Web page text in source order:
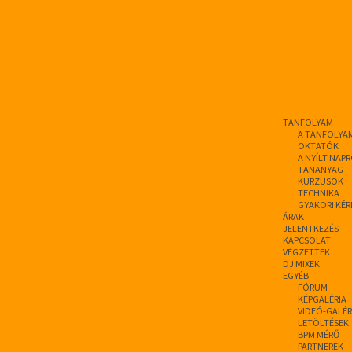
TANFOLYAM
A
OKTATÓK
A NYÍLT
TANANYAG
KURZUSOK
TECHNIKA
GYAKORI
ÁRAK
JELENTKEZÉS
KAPCSOLAT
VÉGZETTEK
DJ MIXEK
EGYÉB
FÓRUM
KÉPGALÉRIA
VIDEÓ-
LETÖLTÉSEK
BPM MÉRŐ
PARTNEREK